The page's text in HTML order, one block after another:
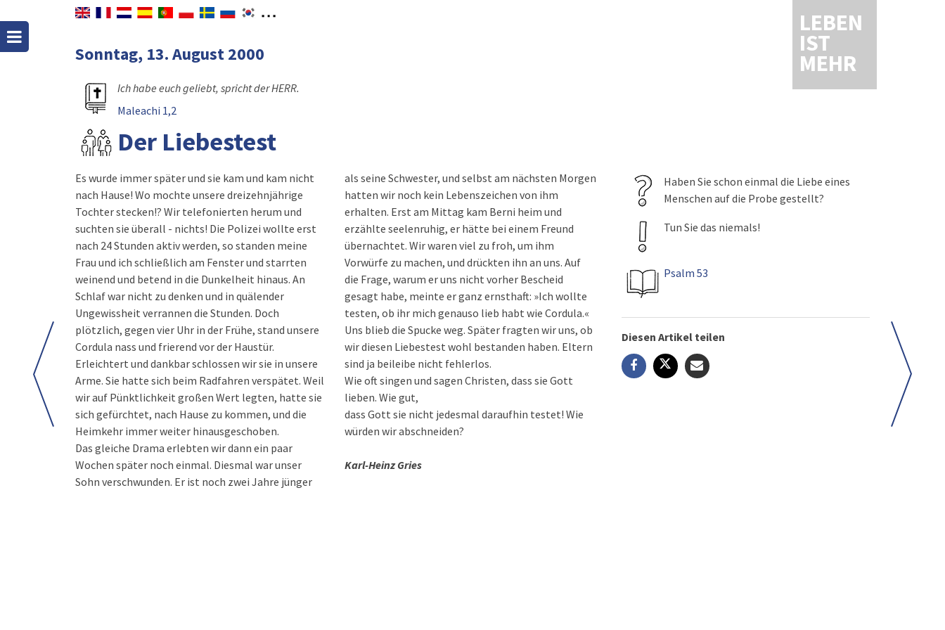
LEBEN
IST
MEHR
Sonntag, 13. August 2000
Ich habe euch geliebt, spricht der HERR.
Maleachi 1,2
Der Liebestest
Es wurde immer später und sie kam und kam nicht
nach Hause! Wo mochte unsere dreizehnjährige
Tochter stecken!? Wir telefonierten herum und
suchten sie überall - nichts! Die Polizei wollte erst
nach 24 Stunden aktiv werden, so standen meine
Frau und ich schließlich am Fenster und starrten
weinend und betend in die Dunkelheit hinaus. An
Schlaf war nicht zu denken und in quälender
Ungewissheit verrannen die Stunden. Doch
plötzlich, gegen vier Uhr in der Frühe, stand unsere
Cordula nass und frierend vor der Haustür.
Erleichtert und dankbar schlossen wir sie in unsere
Arme. Sie hatte sich beim Radfahren verspätet. Weil
wir auf Pünktlichkeit großen Wert legten, hatte sie
sich gefürchtet, nach Hause zu kommen, und die
Heimkehr immer weiter hinausgeschoben.
Das gleiche Drama erlebten wir dann ein paar
Wochen später noch einmal. Diesmal war unser
Sohn verschwunden. Er ist noch zwei Jahre jünger
als seine Schwester, und selbst am nächsten Morgen
hatten wir noch kein Lebenszeichen von ihm
erhalten. Erst am Mittag kam Berni heim und
erzählte seelenruhig, er hätte bei einem Freund
übernachtet. Wir waren viel zu froh, um ihm
Vorwürfe zu machen, und drückten ihn an uns. Auf
die Frage, warum er uns nicht vorher Bescheid
gesagt habe, meinte er ganz ernsthaft: »Ich wollte
testen, ob ihr mich genauso lieb habt wie Cordula.«
Uns blieb die Spucke weg. Später fragten wir uns, ob
wir diesen Liebestest wohl bestanden haben. Eltern
sind ja beileibe nicht fehlerlos.
Wie oft singen und sagen Christen, dass sie Gott
lieben. Wie gut,
dass Gott sie nicht jedesmal daraufhin testet! Wie
würden wir abschneiden?
Karl-Heinz Gries
Haben Sie schon einmal die Liebe eines
Menschen auf die Probe gestellt?
Tun Sie das niemals!
Psalm 53
Diesen Artikel teilen